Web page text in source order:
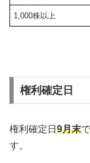
1,000株以上
権利確定日
権利確定日 9月末
す。